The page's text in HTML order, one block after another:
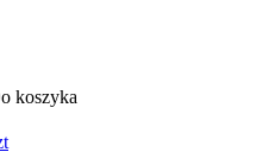
koszyka